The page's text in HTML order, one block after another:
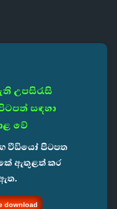
උපසිරැසි
සඳහා
වේ
වීඩියෝ පිටපත
ඇතුළත් කර
download